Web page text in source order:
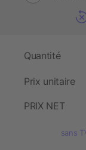
Quantité
Prix unitaire
PRIX NET
sans